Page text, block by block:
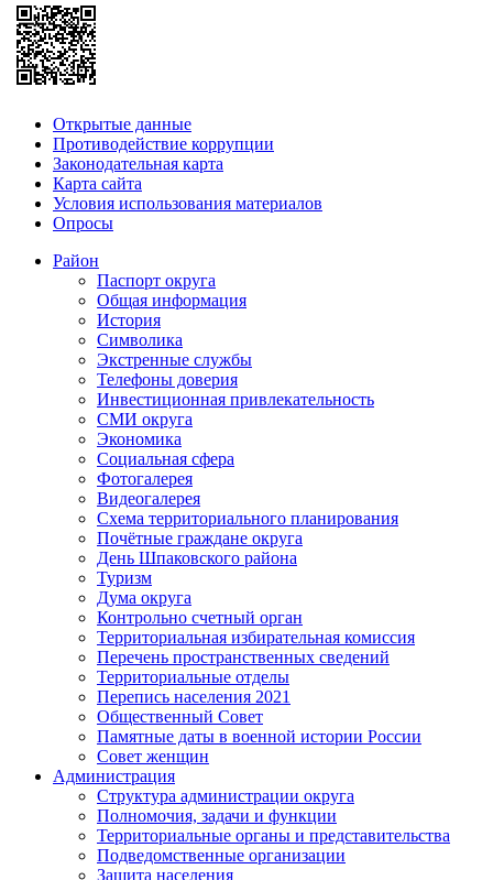
Открытые данные
Противодействие коррупции
Законодательная карта
Карта сайта
Условия использования материалов
Опросы
Район
Паспорт округа
Общая информация
История
Символика
Экстренные службы
Телефоны доверия
Инвестиционная привлекательность
СМИ округа
Экономика
Социальная сфера
Фотогалерея
Видеогалерея
Схема территориального планирования
Почётные граждане округа
День Шпаковского района
Туризм
Дума округа
Контрольно счетный орган
Территориальная избирательная комиссия
Перечень пространственных сведений
Территориальные отделы
Перепись населения 2021
Общественный Совет
Памятные даты в военной истории России
Совет женщин
Администрация
Структура администрации округа
Полномочия, задачи и функции
Территориальные органы и представительства
Подведомственные организации
Защита населения